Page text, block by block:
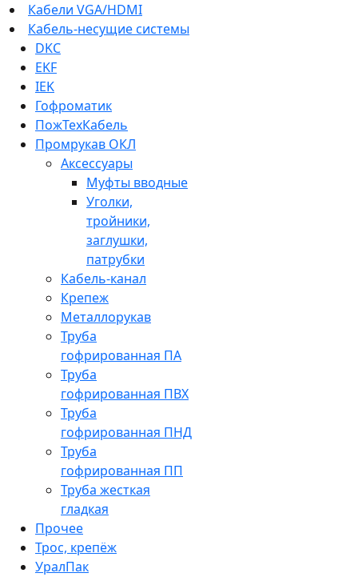
Кабели VGA/HDMI
Кабель-несущие системы
DKC
EKF
IEK
Гофроматик
ПожТехКабель
Промрукав ОКЛ
Аксессуары
Муфты вводные
Уголки,
тройники,
заглушки,
патрубки
Кабель-канал
Крепеж
Металлорукав
Труба
гофрированная ПА
Труба
гофрированная ПВХ
Труба
гофрированная ПНД
Труба
гофрированная ПП
Труба жесткая
гладкая
Прочее
Трос, крепёж
УралПак